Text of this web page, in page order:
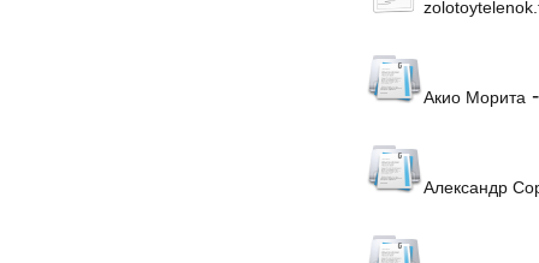
Акио Морита
Александр